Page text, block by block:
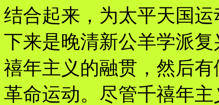
结合起来，为太平天国
下来是晚清新公羊学派
禧年主义的融贯，然后
革命运动。尽管千禧年